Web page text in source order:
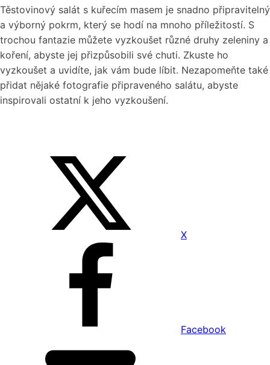
Těstovinový salát s kuřecím masem je snadno připravitelný
a výborný pokrm, který se hodí na mnoho příležitostí. S
trochou fantazie můžete vyzkoušet různé druhy zeleniny a
koření, abyste jej přizpůsobili své chuti. Zkuste ho
vyzkoušet a uvidíte, jak vám bude líbit. Nezapomeňte také
přidat nějaké fotografie připraveného salátu, abyste
inspirovali ostatní k jeho vyzkoušení.
X
Facebook